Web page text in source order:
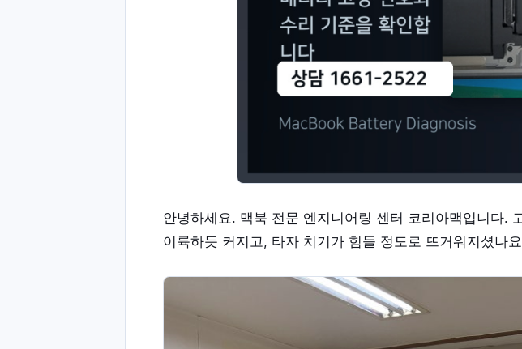
안녕하세요. 맥북 전문 엔지니어링 센터 코리아맥입니다.
이륙하듯 커지고, 타자 치기가 힘들 정도로 뜨거워지셨나